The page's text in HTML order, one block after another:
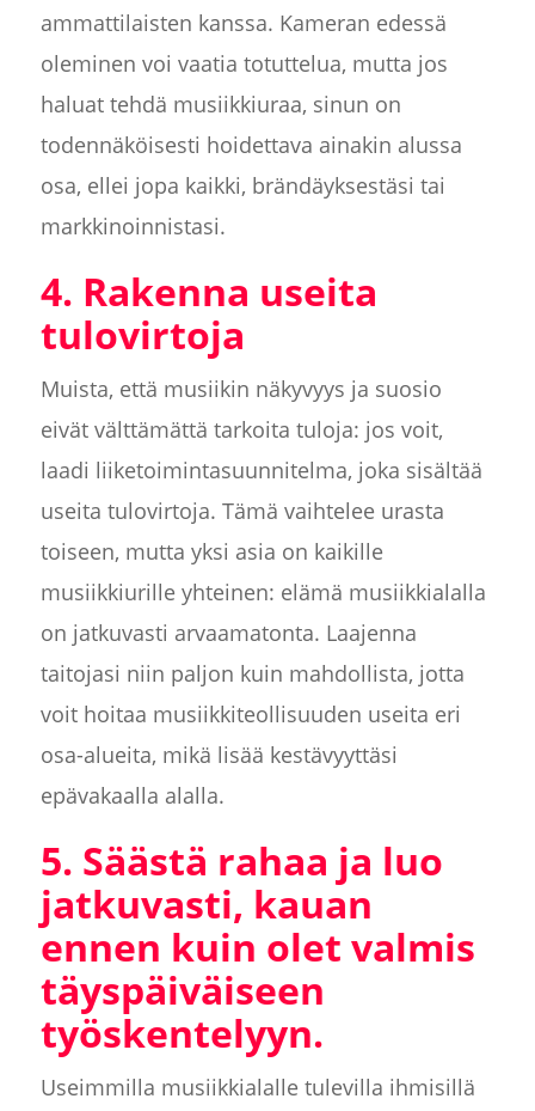
ammattilaisten kanssa. Kameran edessä
oleminen voi vaatia totuttelua, mutta jos
haluat tehdä musiikkiuraa, sinun on
todennäköisesti hoidettava ainakin alussa
osa, ellei jopa kaikki, brändäyksestäsi tai
markkinoinnistasi.
4. Rakenna useita
tulovirtoja
Muista, että musiikin näkyvyys ja suosio
eivät välttämättä tarkoita tuloja: jos voit,
laadi liiketoimintasuunnitelma, joka sisältää
useita tulovirtoja. Tämä vaihtelee urasta
toiseen, mutta yksi asia on kaikille
musiikkiurille yhteinen: elämä musiikkialalla
on jatkuvasti arvaamatonta. Laajenna
taitojasi niin paljon kuin mahdollista, jotta
voit hoitaa musiikkiteollisuuden useita eri
osa-alueita, mikä lisää kestävyyttäsi
epävakaalla alalla.
5. Säästä rahaa ja luo
jatkuvasti, kauan
ennen kuin olet valmis
täyspäiväiseen
työskentelyyn.
Useimmilla musiikkialalle tulevilla ihmisillä